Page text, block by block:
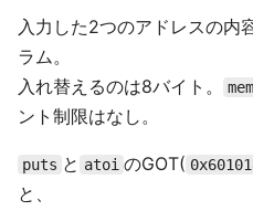
入力した2つのアドレスの内
ラム。
入れ替えるのは8バイト。
ント制限はなし。
puts と atoi のGOT(
と、